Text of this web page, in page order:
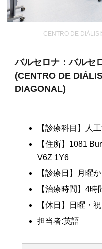
CENTRO DE
バルセロナ：バルセ
(CENTRO DE
DIAGONAL)
【診療科目】人
【住所】1081
V6Z 1Y6
【診療日】月曜
【治療時間】4時
【休日】日曜・祝
担当者:英語